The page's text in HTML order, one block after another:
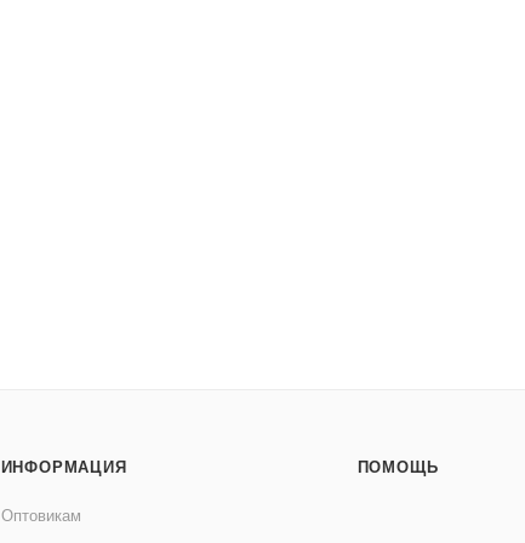
ИНФОРМАЦИЯ
Оптовикам
ПОМОЩЬ